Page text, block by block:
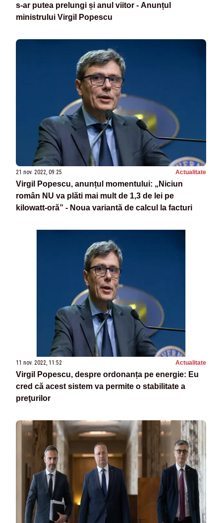
s-ar putea prelungi și anul viitor - Anunțul
ministrului Virgil Popescu
21 nov. 2022, 09:25 Actualitate
Virgil Popescu, anunțul momentului: „Niciun
român NU va plăti mai mult de 1,3 de lei pe
kilowatt-oră” - Noua variantă de calcul la facturi
11 nov. 2022, 11:52 Actualitate
Virgil Popescu, despre ordonanța pe energie: Eu
cred că acest sistem va permite o stabilitate a
preţurilor